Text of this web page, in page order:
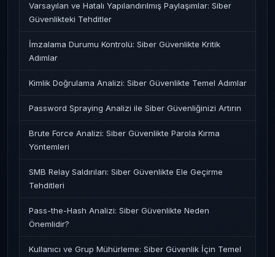
Varsayılan ve Hatalı Yapılandırılmış Paylaşımlar: Siber
Güvenlikteki Tehditler
İmzalama Durumu Kontrolü: Siber Güvenlikte Kritik
Adımlar
Kimlik Doğrulama Analizi: Siber Güvenlikte Temel Adımlar
Password Spraying Analizi ile Siber Güvenliğinizi Artırın
Brute Force Analizi: Siber Güvenlikte Parola Kırma
Yöntemleri
SMB Relay Saldırıları: Siber Güvenlikte Ele Geçirme
Tehditleri
Pass-the-Hash Analizi: Siber Güvenlikte Neden
Önemlidir?
Kullanıcı ve Grup Mühürleme: Siber Güvenlik İçin Temel